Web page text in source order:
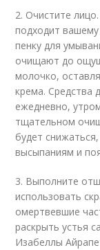
2. Очистите
подходит
пенку для
очищают до
молочко,
крема. Средства
ежедневно,
тщательном
будет
высыпаниям и
3. Выполните
использовать
омертвевшие
раскрыть устья
Изабеллы